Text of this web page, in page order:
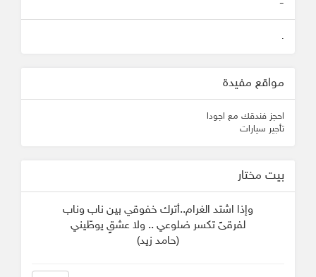
-
.
مواقع مفيدة
احجز فندقك مع اجودا
تأجير سيارات
بيت مختار
وإذا اشتد الغرام..أترك خفوقي بين ناب وناب
لفرقىً تكسر ضلوعي .. ولا عشقٍ يوطّيني
(حامد زيد)